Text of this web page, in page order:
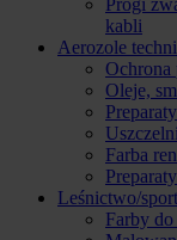
Progi
kabli
Aerozole
Ochrona
Oleje,
Farba
Leśnictwo/sport
Farby